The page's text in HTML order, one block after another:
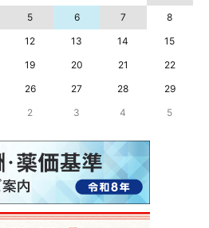
5 6 7
8
12 13 14
15
19 20 21
22
26 27 28
29
2 3 4 5